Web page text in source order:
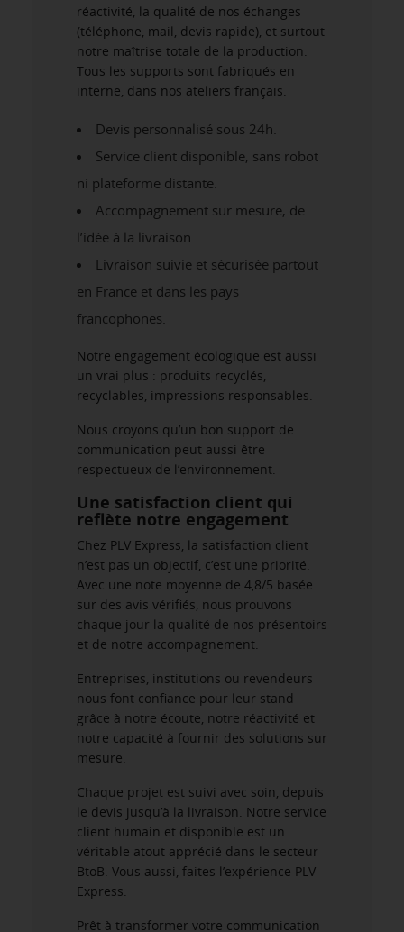
réactivité, la qualité de nos échanges
(téléphone, mail, devis rapide), et surtout
notre maîtrise totale de la production.
Tous les supports sont fabriqués en
interne, dans nos ateliers français.
Devis personnalisé sous 24h.
Service client disponible, sans robot
ni plateforme distante.
Accompagnement sur mesure, de
l’idée à la livraison.
Livraison suivie et sécurisée partout
en France et dans les pays
francophones.
Notre engagement écologique est aussi
un vrai plus : produits recyclés,
recyclables, impressions responsables.
Nous croyons qu’un bon support de
communication peut aussi être
respectueux de l’environnement.
Une satisfaction client qui
reflète notre engagement
Chez PLV Express, la satisfaction client
n’est pas un objectif, c’est une priorité.
Avec une note moyenne de 4,8/5 basée
sur des avis vérifiés, nous prouvons
chaque jour la qualité de nos présentoirs
et de notre accompagnement.
Entreprises, institutions ou revendeurs
nous font confiance pour leur stand
grâce à notre écoute, notre réactivité et
notre capacité à fournir des solutions sur
mesure.
Chaque projet est suivi avec soin, depuis
le devis jusqu’à la livraison. Notre service
client humain et disponible est un
véritable atout apprécié dans le secteur
BtoB. Vous aussi, faites l’expérience PLV
Express.
Prêt à transformer votre communication